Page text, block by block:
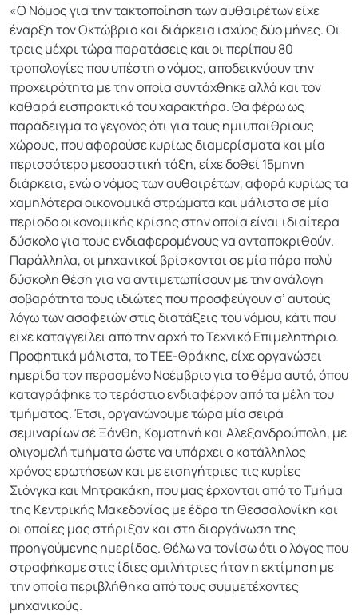
«Ο Νόμος για την τακτοποίηση των αυθαιρέτων είχε
έναρξη τον Οκτώβριο και διάρκεια ισχύος δύο μήνες. Οι
τρεις μέχρι τώρα παρατάσεις και οι περίπου 80
τροπολογίες που υπέστη ο νόμος, αποδεικνύουν την
προχειρότητα με την οποία συντάχθηκε αλλά και τον
καθαρά εισπρακτικό του χαρακτήρα. Θα φέρω ως
παράδειγμα το γεγονός ότι για τους ημιυπαίθριους
χώρους, που αφορούσε κυρίως διαμερίσματα και μία
περισσότερο μεσοαστική τάξη, είχε δοθεί 15μηνη
διάρκεια, ενώ ο νόμος των αυθαιρέτων, αφορά κυρίως τα
χαμηλότερα οικονομικά στρώματα και μάλιστα σε μία
περίοδο οικονομικής κρίσης στην οποία είναι ιδιαίτερα
δύσκολο για τους ενδιαφερομένους να ανταποκριθούν.
Παράλληλα, οι μηχανικοί βρίσκονται σε μία πάρα πολύ
δύσκολη θέση για να αντιμετωπίσουν με την ανάλογη
σοβαρότητα τους ιδιώτες που προσφεύγουν σ’ αυτούς
λόγω των ασαφειών στις διατάξεις του νόμου, κάτι που
είχε καταγγείλει από την αρχή το Τεχνικό Επιμελητήριο.
Προφητικά μάλιστα, το ΤΕΕ-Θράκης, είχε οργανώσει
ημερίδα τον περασμένο Νοέμβριο για το θέμα αυτό, όπου
καταγράφηκε το τεράστιο ενδιαφέρον από τα μέλη του
τμήματος. Έτσι, οργανώνουμε τώρα μία σειρά
σεμιναρίων σέ Ξάνθη, Κομοτηνή και Αλεξανδρούπολη, με
ολιγομελή τμήματα ώστε να υπάρχει ο κατάλληλος
χρόνος ερωτήσεων και με εισηγήτριες τις κυρίες
Σιόνγκα και Μητρακάκη, που μας έρχονται από το Τμήμα
της Κεντρικής Μακεδονίας με έδρα τη Θεσσαλονίκη και
οι οποίες μας στήριξαν και στη διοργάνωση της
προηγούμενης ημερίδας. Θέλω να τονίσω ότι ο λόγος που
στραφήκαμε στις ίδιες ομιλήτριες ήταν η εκτίμηση με
την οποία περιβλήθηκα από τους συμμετέχοντες
μηχανικούς.